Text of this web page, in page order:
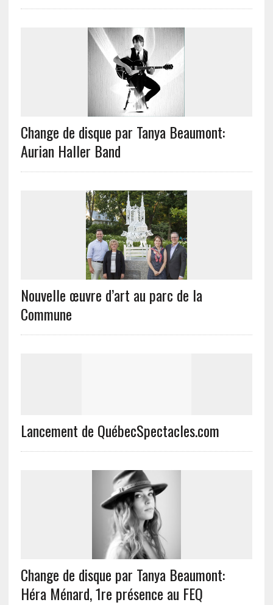
Change de disque par Tanya Beaumont:
Aurian Haller Band
Nouvelle œuvre d’art au parc de la
Commune
Lancement de QuébecSpectacles.com
Change de disque par Tanya Beaumont:
Héra Ménard, 1re présence au FEQ